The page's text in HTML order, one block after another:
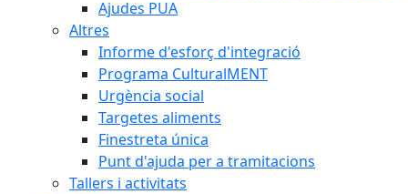
Ajudes PUA
Altres
Informe d'esforç d'integració
Programa CulturalMENT
Urgència social
Targetes aliments
Finestreta única
Punt d'ajuda per a tramitacions
Tallers i activitats